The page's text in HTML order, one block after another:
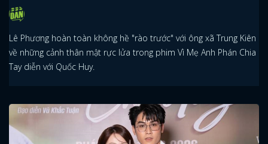
Lê Phương hoàn toàn không hề "rào trước" với ông xã Trung Kiên
về những cảnh thân mật rực lửa trong phim Vì Mẹ Anh Phán Chia
Tay diễn với Quốc Huy.